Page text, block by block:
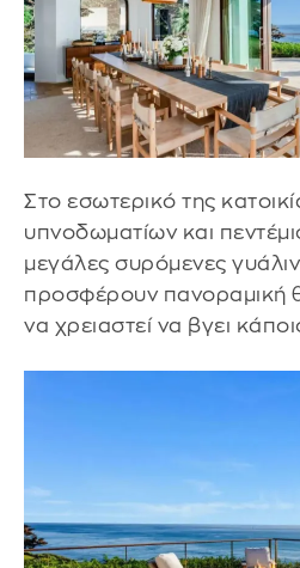
Στο εσωτερικό της
υπνοδωματίων και
μεγάλες συρόμενες
προσφέρουν πανοραμική
να χρειαστεί να βγει